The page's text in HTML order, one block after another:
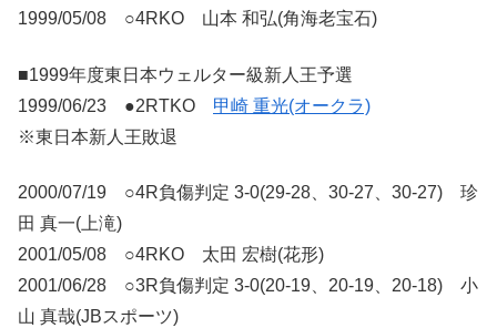
1999/05/08 ○4RKO 山本 和弘(角海老宝石)
■1999年度東日本ウェルター級新人王予選
1999/06/23 ●2RTKO 甲崎 重光(オークラ)
※東日本新人王敗退
2000/07/19 ○4R負傷判定 3-0(29-28、30-27、30-27) 珍
田 真一(上滝)
2001/05/08 ○4RKO 太田 宏樹(花形)
2001/06/28 ○3R負傷判定 3-0(20-19、20-19、20-18) 小
山 真哉(JBスポーツ)